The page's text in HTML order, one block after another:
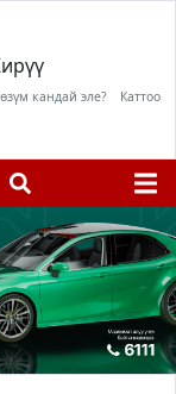
кандай эле? Каттоо